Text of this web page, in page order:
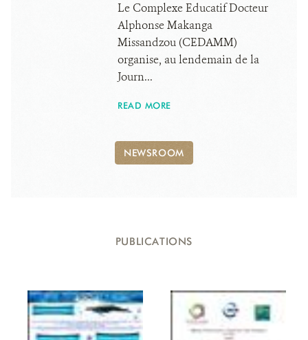
Le Complexe Educatif Docteur
Alphonse Makanga
Missandzou (CEDAMM)
organise, au lendemain de la
Journ...
READ MORE
NEWSROOM
PUBLICATIONS